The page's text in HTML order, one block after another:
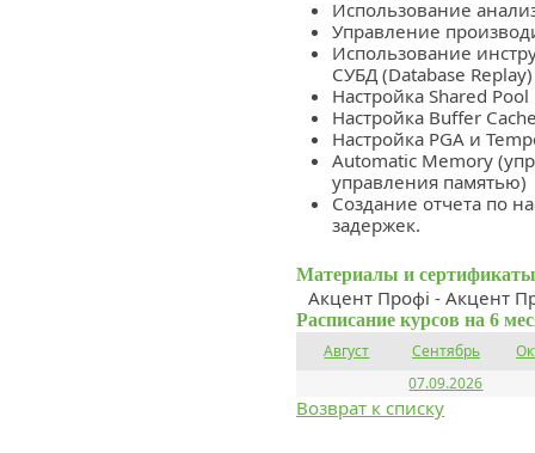
Использование
Управление
Использование
СУБД (Database Replay)
Настройка Shared Pool
Настройка Buffer
Настройка PGA и
Automatic Memory
управления памятью)
Создание отчета по
задержек.
Материалы и
Акцент Профі - Акцент
Расписание курсов на 6
Август Сентябрь
07.09.2026
Возврат к списку